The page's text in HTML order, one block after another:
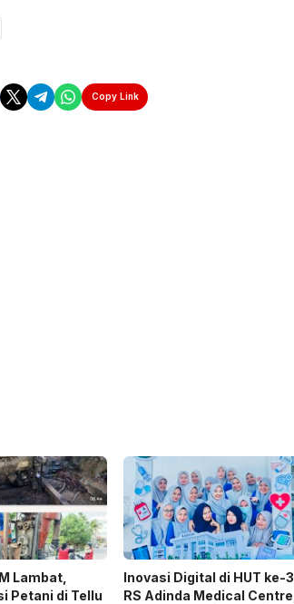
Copy Link
Lambat,
Petani di Tellu
Inovasi Digital di HUT ke-3
RS Adinda Medical Centre,